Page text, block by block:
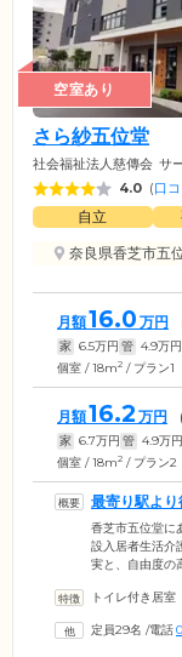
空室あり
さら紗五位堂
社会福祉法人慈傳会 サ
4.0 (口
自立
奈良県香芝市五
月額16.0 万円
家 6.5万円 管 4.9万円
個室 / 18m2 / プラン1
月額16.2 万円
家 6.7万円 管 4.9万円
個室 / 18m2 / プラン2
最寄り駅よ
を両立してい
香芝市五位堂に
設入居者生活介
実と、自由度の
インにこだわり
的ルームなどを
トイレ付き居室
定員29名 /電話